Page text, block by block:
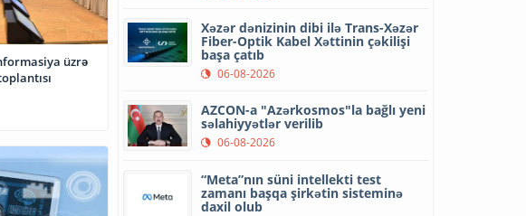
üzrə
Xəzər dənizinin dibi ilə Trans-Xəzər
Fiber-Optik Kabel Xəttinin çəkilişi
başa çatıb
06-08-2026
AZCON-a "Azərkosmos"la bağlı yeni
səlahiyyətlər verilib
06-08-2026
“Meta”nın süni intellekti test
zamanı başqa şirkətin sisteminə
daxil olub